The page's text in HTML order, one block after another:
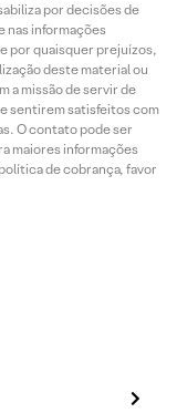
por decisões de
nas informações
por quaisquer prejuízos,
deste material ou
a missão de servir de
sentirem satisfeitos com
O contato pode ser
maiores informações
de cobrança, favor